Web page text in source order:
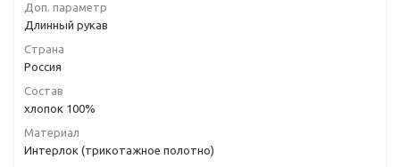
Доп. параметр
Длинный рукав
Страна
Россия
Состав
хлопок 100%
Материал
Интерлок (трикотажное полотно)